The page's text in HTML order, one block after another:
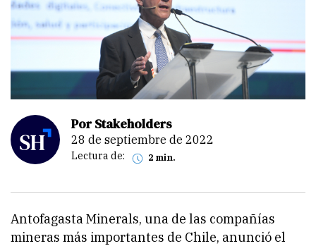
Por Stakeholders
28 de septiembre de 2022
Lectura de: 2 min.
Antofagasta Minerals, una de las compañías
mineras más importantes de Chile, anunció el